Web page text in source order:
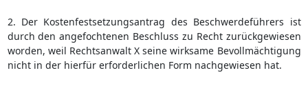
2. Der Kostenfestsetzungsantrag des Beschwerdeführers ist
durch den angefochtenen Beschluss zu Recht zurückgewiesen
worden, weil Rechtsanwalt X seine wirksame Bevollmächtigung
nicht in der hierfür erforderlichen Form nachgewiesen hat.